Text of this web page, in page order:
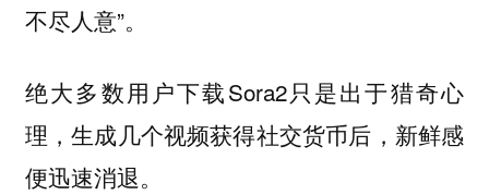
不尽人意”。
绝大多数用户下载Sora2只是出于猎奇心
理，生成几个视频获得社交货币后，新鲜感
便迅速消退。